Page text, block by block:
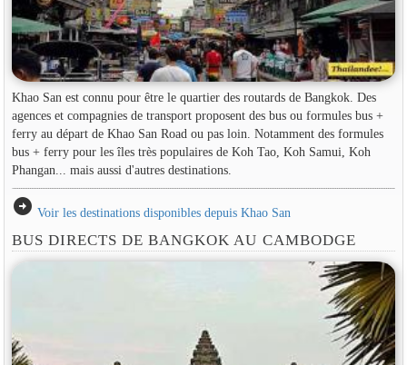
Khao San est connu pour être le quartier des routards de Bangkok. Des
agences et compagnies de transport proposent des bus ou formules bus +
ferry au départ de Khao San Road ou pas loin. Notamment des formules
bus + ferry pour les îles très populaires de Koh Tao, Koh Samui, Koh
Phangan... mais aussi d'autres destinations.
arrow_circle_right Voir les destinations disponibles depuis Khao San
BUS DIRECTS DE BANGKOK AU CAMBODGE